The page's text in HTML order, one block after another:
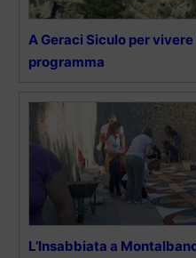
A Geraci Siculo per
programma
L’Insabbiata a